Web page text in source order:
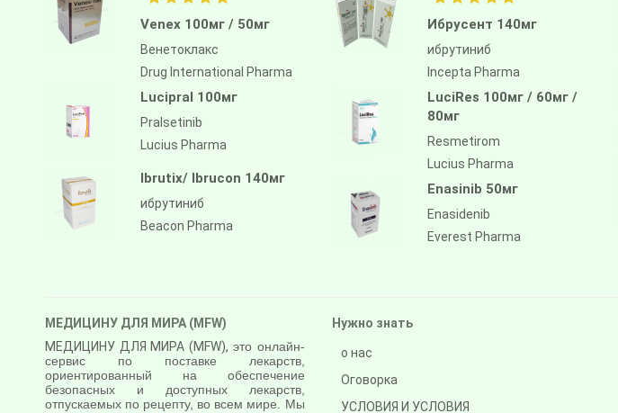
Venex 100мг / 50мг
Венетоклакс
Drug International Pharma
Lucipral 100мг
Pralsetinib
Lucius Pharma
Ibrutix/ Ibrucon 140мг
ибрутиниб
Beacon Pharma
Ибрусент 140мг
ибрутиниб
Incepta Pharma
LuciRes 100мг / 60мг /
80мг
Resmetirom
Lucius Pharma
Enasinib 50мг
Enasidenib
Everest Pharma
МЕДИЦИНУ ДЛЯ МИРА (MFW)
МЕДИЦИНУ ДЛЯ МИРА (MFW), это онлайн-
сервис по поставке лекарств,
ориентированный на обеспечение
безопасных и доступных лекарств,
отпускаемых по рецепту, во всем мире. Мы
Нужно знать
о нас
Оговорка
УСЛОВИЯ И УСЛОВИЯ